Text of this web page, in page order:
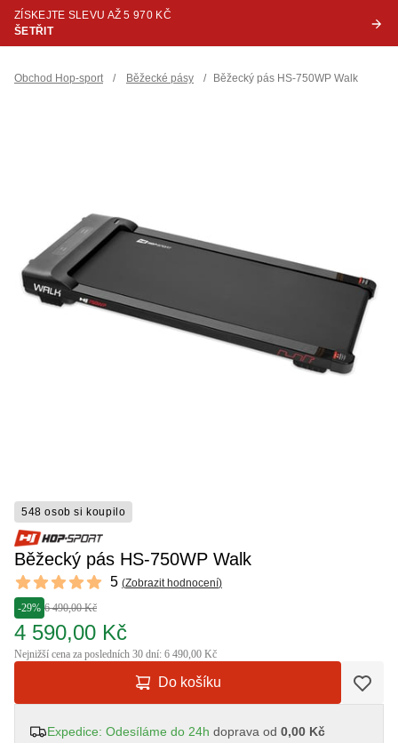
ZÍSKEJTE SLEVU AŽ 5 970 KČ
ŠETŘIT
Obchod Hop-sport / Běžecké pásy / Běžecký pás HS-750WP Walk
548 osob si koupilo
Běžecký pás HS-750WP Walk
Reviews
5 out of 5 stars 5 (Zobrazit hodnocení)
-29% 6 490,00 Kč
4 590,00 Kč
Nejnižší cena za posledních 30 dní: 6 490,00 Kč
Do košíku
Expedice: Odesíláme do 24h doprava od 0,00 Kč